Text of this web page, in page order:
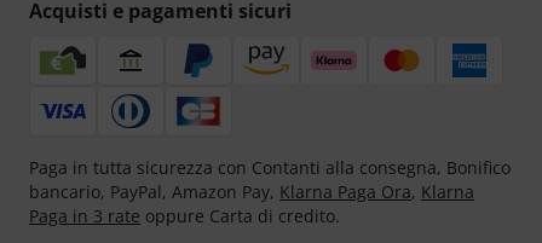
Acquisti e pagamenti sicuri
Paga in tutta sicurezza con Contanti alla consegna, Bonifico
bancario, PayPal, Amazon Pay, Klarna Paga Ora, Klarna
Paga in 3 rate oppure Carta di credito.